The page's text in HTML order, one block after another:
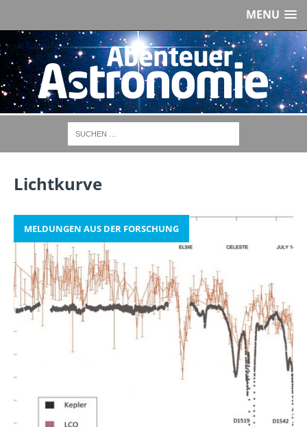
MENU
Lichtkurve
MELDUNGEN AUS DER FORSCHUNG